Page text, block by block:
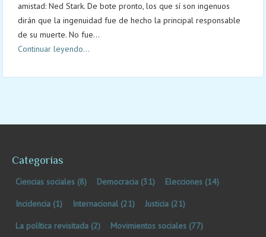
amistad: Ned Stark. De bote pronto, los que sí son ingenuos
dirán que la ingenuidad fue de hecho la principal responsable
de su muerte. No fue...
Continuar leyendo...
Categorías
Ciencias sociales (8) Democracia (31) Elecciones (14)
Incidencia (1) Internacional (21) Justicia (21)
La política revisitada (2) Movimientos sociales (77)